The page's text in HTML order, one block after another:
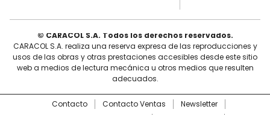
© CARACOL S.A. Todos los derechos reservados.
CARACOL S.A. realiza una reserva expresa de las reproducciones y
usos de las obras y otras prestaciones accesibles desde este sitio
web a medios de lectura mecánica u otros medios que resulten
adecuados.
Contacto Contacto Ventas
Newsletter